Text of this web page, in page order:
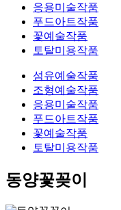
응용미술작품
푸드아트작품
꽃예술작품
토탈미용작품
섬유예술작품
조형예술작품
응용미술작품
푸드아트작품
꽃예술작품
토탈미용작품
동양꽃꽂이